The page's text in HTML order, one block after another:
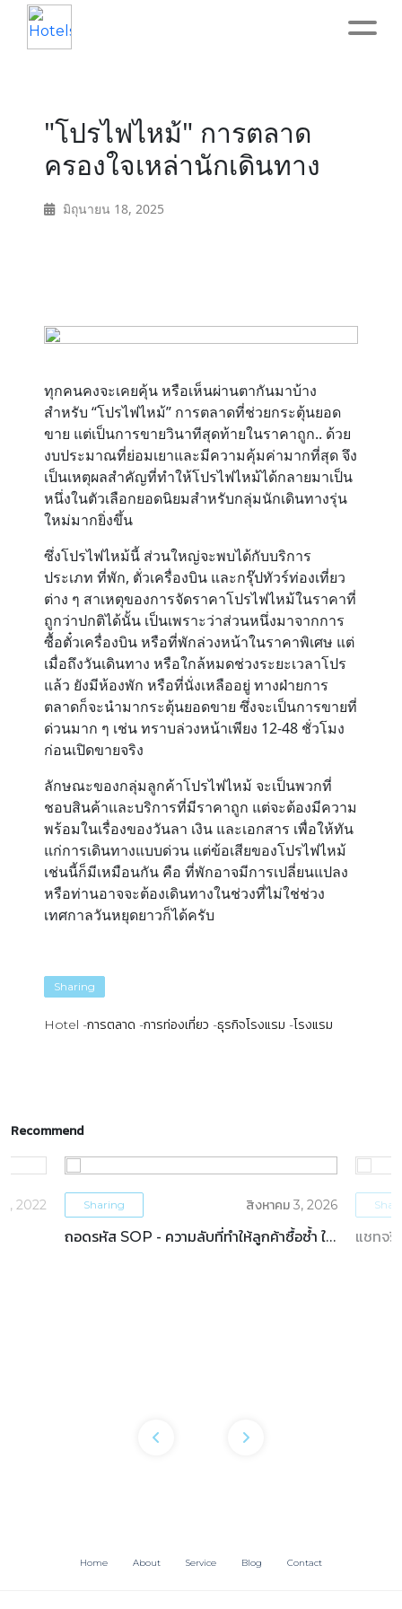
About
Accounting
Blog
Contact
"โปรไฟไหม้" การตลาด
ครองใจเหล่านักเดินทาง
มิถุนายน 18, 2025
ทุกคนคงจะเคยคุ้น หรือเห็นผ่านตากันมาบ้าง
สำหรับ “โปรไฟไหม้” การตลาดที่ช่วยกระตุ้นยอด
ขาย แต่เป็นการขายวินาทีสุดท้ายในราคาถูก.. ด้วย
งบประมาณที่ย่อมเยาและมีความคุ้มค่ามากที่สุด จึง
เป็นเหตุผลสำคัญที่ทำให้โปรไฟไหม้ได้กลายมาเป็น
หนึ่งในตัวเลือกยอดนิยมสำหรับกลุ่มนักเดินทางรุ่น
ใหม่มากยิ่งขึ้น
ซึ่งโปรไฟไหม้นี้ ส่วนใหญ่จะพบได้กับบริการ
ประเภท ที่พัก, ตั่วเครื่องบิน และกรุ๊ปทัวร์ท่องเที่ยว
ต่าง ๆ สาเหตุของการจัดราคาโปรไฟไหม้ในราคาที่
ถูกว่าปกติได้นั้น เป็นเพราะว่าส่วนหนึ่งมาจากการ
ซื้อตั๋วเครื่องบิน หรือที่พักล่วงหน้าในราคาพิเศษ แต่
เมื่อถึงวันเดินทาง หรือใกล้หมดช่วงระยะเวลาโปร
แล้ว ยังมีห้องพัก หรือที่นั่งเหลืออยู่ ทางฝ่ายการ
ตลาดก็จะนำมากระตุ้นยอดขาย ซึ่งจะเป็นการขายที่
ด่วนมาก ๆ เช่น ทราบล่วงหน้าเพียง 12-48 ชั่วโมง
ก่อนเปิดขายจริง
ลักษณะของกลุ่มลูกค้าโปรไฟไหม้ จะเป็นพวกที่
ชอบสินค้าและบริการที่มีราคาถูก แต่จะต้องมีความ
พร้อมในเรื่องของวันลา เงิน และเอกสาร เพื่อให้ทัน
แก่การเดินทางแบบด่วน แต่ข้อเสียของโปรไฟไหม้
เช่นนี้ก็มีเหมือนกัน คือ ที่พักอาจมีการเปลี่ยนแปลง
หรือท่านอาจจะต้องเดินทางในช่วงที่ไม่ใช่ช่วง
เทศกาลวันหยุดยาวก็ได้ครับ
Sharing
Hotel การตลาด การท่องเที่ยว ธุรกิจโรงแรม โรงแรม
Recommend
2022 Sharing สิงหาคม 3, 2026
ถอดรหัส SOP - ความลับที่ทำให้ลูกค้าซื้อซ้ำ ใน
แชทจริ
Home About Service Blog Contact